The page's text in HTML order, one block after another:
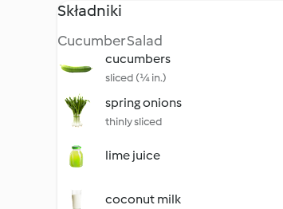
Składniki
Cucumber Salad
cucumbers
sliced (¼ in.)
spring onions
thinly sliced
lime juice
coconut milk